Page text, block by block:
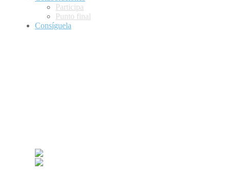
Participa
Punto final
Consíguela